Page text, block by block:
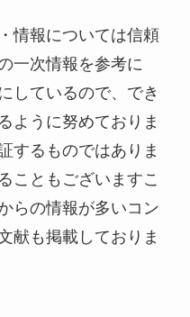
情報については信頼
一次情報を参考に
しているので、でき
ように努めておりま
するものではありま
こともございますこ
らの情報が多いコン
献も掲載しておりま